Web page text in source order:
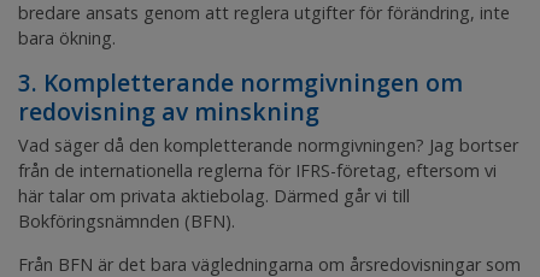
bredare ansats genom att reglera utgifter för förändring, inte
bara ökning.
3. Kompletterande normgivningen om
redovisning av minskning
Vad säger då den kompletterande normgivningen? Jag bortser
från de internationella reglerna för IFRS-företag, eftersom vi
här talar om privata aktiebolag. Därmed går vi till
Bokföringsnämnden (BFN).
Från BFN är det bara vägledningarna om årsredovisningar som